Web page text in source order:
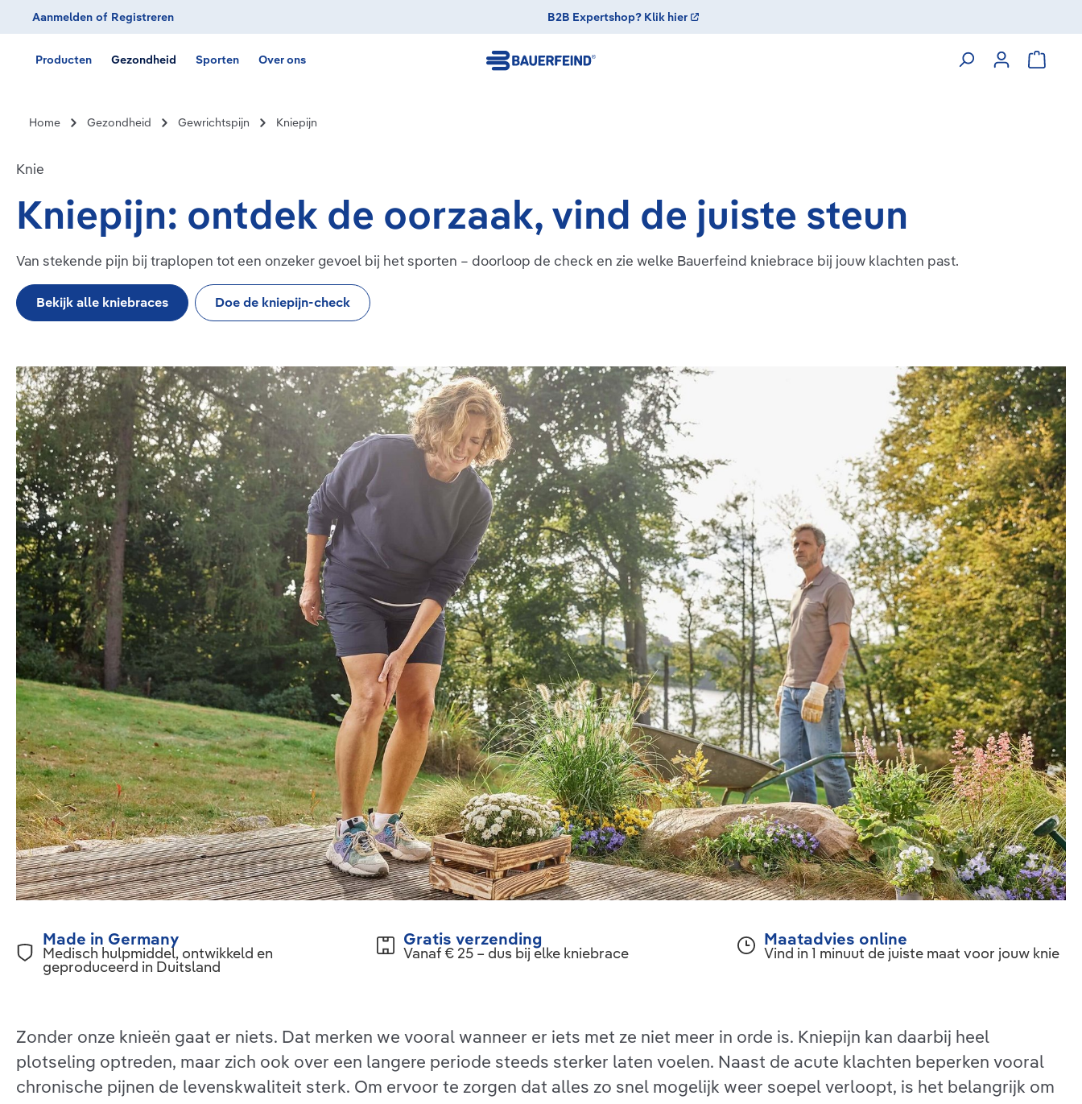
Ga naar de hoofdnavigatie
Aanmelden of Registreren B2B Expertshop? Klik hier
Producten Gezondheid Sporten Over ons
Home Gezondheid Gewrichtspijn Kniepijn
Knie
Kniepijn: ontdek de oorzaak, vind de juiste steun
Van stekende pijn bij traplopen tot een onzeker gevoel bij het sporten – doorloop de check en zie welke Bauerfeind kniebrace bij jouw klachten past.
Bekijk alle kniebraces Doe de kniepijn-check
Made in Germany
Medisch hulpmiddel, ontwikkeld en
geproduceerd in Duitsland
Gratis verzending
Vanaf € 25 – dus bij elke kniebrace
Maatadvies online
Vind in 1 minuut de juiste maat voor jouw knie
Zonder onze knieën gaat er niets. Dat merken we vooral wanneer er iets met ze niet meer in orde is. Kniepijn kan daarbij heel
plotseling optreden, maar zich ook over een langere periode steeds sterker laten voelen. Naast de acute klachten beperken vooral
chronische pijnen de levenskwaliteit sterk. Om ervoor te zorgen dat alles zo snel mogelijk weer soepel verloopt, is het belangrijk om